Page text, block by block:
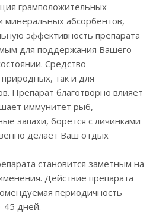
грамположительных
минеральных абсорбентов,
эффективность препарата
для поддержания Вашего
Средство
так и для
Препарат благотворно влияет
иммунитет рыб,
запахи, борется с личинками
делает Ваш отдых
становится заметным на
Действие препарата
периодичность
45 дней.